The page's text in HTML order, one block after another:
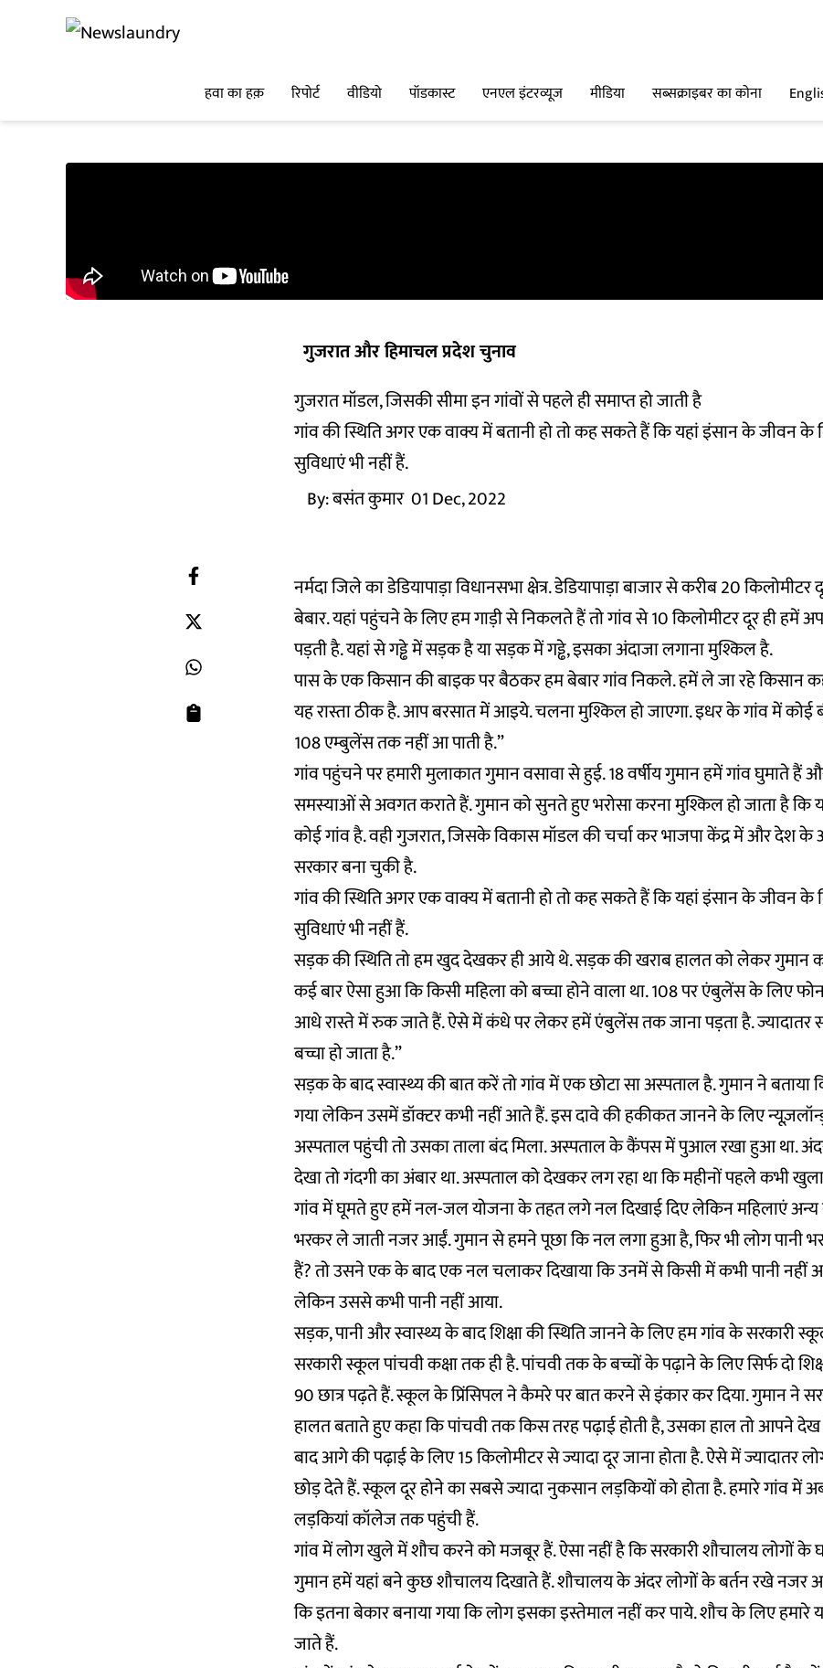
हवा का हक़ रिपोर्ट वीडियो पॉडकास्ट एनएल इंटरव्यूज मीडिया सब्सक्राइबर का कोना
गुजरात और हिमाचल प्रदेश चुनाव
गुजरात मॉडल, जिसकी सीमा इन गांवों से पहले ही समाप्त हो जाती है
गांव की स्थिति अगर एक वाक्य में बतानी हो तो कह सकते हैं कि यहां इंसान के जीवन
सुविधाएं भी नहीं हैं.
By:बसंत कुमार 01 Dec, 2022
नर्मदा जिले का डेडियापाड़ा विधानसभा क्षेत्र. डेडियापाड़ा बाजार से करीब 20
बेबार. यहां पहुंचने के लिए हम गाड़ी से निकलते हैं तो गांव से 10 किलोमीटर दूर ही हमें
पड़ती है. यहां से गड्ढे में सड़क है या सड़क में गड्ढे, इसका अंदाजा लगाना मुश्किल है.
पास के एक किसान की बाइक पर बैठकर हम बेबार गांव निकले. हमें ले जा रहे किसान
यह रास्ता ठीक है. आप बरसात में आइये. चलना मुश्किल हो जाएगा. इधर के गांव में कोई
108 एम्बुलेंस तक नहीं आ पाती है.”
गांव पहुंचने पर हमारी मुलाकात गुमान वसावा से हुई. 18 वर्षीय गुमान हमें गांव घुमाते हैं
समस्याओं से अवगत कराते हैं. गुमान को सुनते हुए भरोसा करना मुश्किल हो जाता है कि
कोई गांव है. वही गुजरात, जिसके विकास मॉडल की चर्चा कर भाजपा केंद्र में और देश के
सरकार बना चुकी है.
गांव की स्थिति अगर एक वाक्य में बतानी हो तो कह सकते हैं कि यहां इंसान के जीवन
सुविधाएं भी नहीं हैं.
सड़क की स्थिति तो हम खुद देखकर ही आये थे. सड़क की खराब हालत को लेकर गुमान
कई बार ऐसा हुआ कि किसी महिला को बच्चा होने वाला था. 108 पर एंबुलेंस के लिए
आधे रास्ते में रुक जाते हैं. ऐसे में कंधे पर लेकर हमें एंबुलेंस तक जाना पड़ता है. ज्यादातर
बच्चा हो जाता है.”
सड़क के बाद स्वास्थ्य की बात करें तो गांव में एक छोटा सा अस्पताल है. गुमान ने बताया
गया लेकिन उसमें डॉक्टर कभी नहीं आते हैं. इस दावे की हकीकत जानने के लिए
अस्पताल पहुंची तो उसका ताला बंद मिला. अस्पताल के कैंपस में पुआल रखा हुआ था.
देखा तो गंदगी का अंबार था. अस्पताल को देखकर लग रहा था कि महीनों पहले कभी खुला
गांव में घूमते हुए हमें नल-जल योजना के तहत लगे नल दिखाई दिए लेकिन महिलाएं अन्य
भरकर ले जाती नजर आईं. गुमान से हमने पूछा कि नल लगा हुआ है, फिर भी लोग पानी
हैं? तो उसने एक के बाद एक नल चलाकर दिखाया कि उनमें से किसी में कभी पानी
लेकिन उससे कभी पानी नहीं आया.
सड़क, पानी और स्वास्थ्य के बाद शिक्षा की स्थिति जानने के लिए हम गांव के सरकारी
सरकारी स्कूल पांचवी कक्षा तक ही है. पांचवी तक के बच्चों के पढ़ाने के लिए सिर्फ दो
90 छात्र पढ़ते हैं. स्कूल के प्रिंसिपल ने कैमरे पर बात करने से इंकार कर दिया. गुमान ने
हालत बताते हुए कहा कि पांचवी तक किस तरह पढ़ाई होती है, उसका हाल तो आपने देख
बाद आगे की पढ़ाई के लिए 15 किलोमीटर से ज्यादा दूर जाना होता है. ऐसे में ज्यादातर
छोड़ देते हैं. स्कूल दूर होने का सबसे ज्यादा नुकसान लड़कियों को होता है. हमारे गांव में
लड़कियां कॉलेज तक पहुंची हैं.
गांव में लोग खुले में शौच करने को मजबूर हैं. ऐसा नहीं है कि सरकारी शौचालय लोगों के
गुमान हमें यहां बने कुछ शौचालय दिखाते हैं. शौचालय के अंदर लोगों के बर्तन रखे
कि इतना बेकार बनाया गया कि लोग इसका इस्तेमाल नहीं कर पाये. शौच के लिए हमारे
जाते हैं.